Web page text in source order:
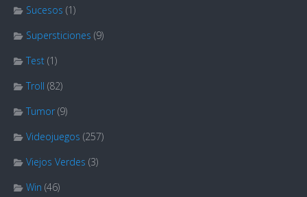
Sucesos (1)
Supersticiones (9)
Test (1)
Troll (82)
Tumor (9)
Videojuegos (257)
Viejos Verdes (3)
Win (46)